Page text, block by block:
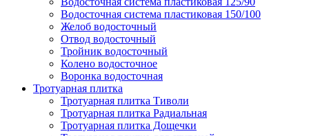
Водосточная система пластиковая 150/100
Желоб водосточный
Отвод водосточный
Тройник водосточный
Колено водосточное
Воронка водосточная
Тротуарная плитка
Тротуарная плитка Тиволи
Тротуарная плитка Радиальная
Тротуарная плитка Дощечки